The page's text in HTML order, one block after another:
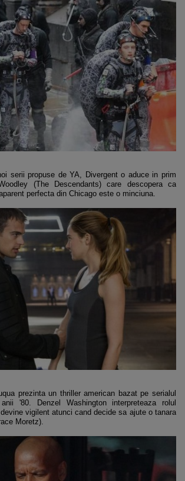
serii propuse de YA, Divergent o aduce in prim
(The Descendants) care descopera ca
perfecta din Chicago este o minciuna.
prezinta un thriller american bazat pe serialul
'80. Denzel Washington interpreteaza rolul
vigilent atunci cand decide sa ajute o tanara
Moretz).